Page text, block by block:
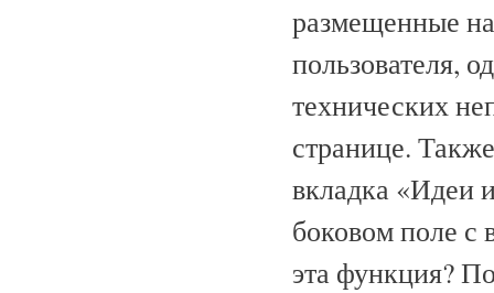
размещенные
пользователя,
технических
странице.
вкладка «Идеи
боковом поле с
эта функция?